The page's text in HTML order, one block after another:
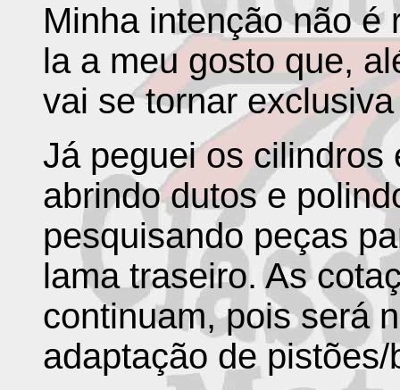
Minha intenção não é
la a meu gosto que,
vai se tornar
Já peguei os cilindros
abrindo dutos e
pesquisando peças
lama traseiro. As
continuam, pois será
adaptação de